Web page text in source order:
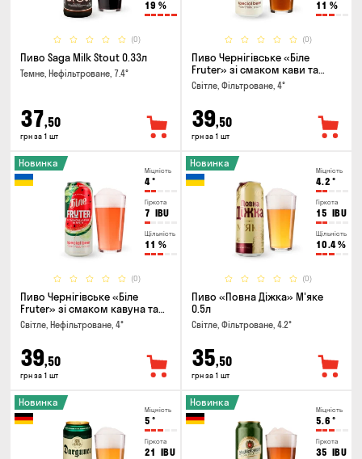
19 %
(0)
Пиво Saga Milk Stout 0.33л
Темне, Нефільтроване, 7.4°
37,50
грн за 1 шт
11 %
(0)
Пиво Чернігівське «Біле
Fruter» зі смаком кави та
апельсину 0.5л
Світле, Фільтроване, 4°
39,50
грн за 1 шт
Міцність
4°
Гіркота
7 IBU
Щільність
11 %
(0)
Новинка
Пиво Чернігівське «Біле
Fruter» зі смаком кавуна та
м'яти 0.5л
Світле, Нефільтроване, 4°
39,50
грн за 1 шт
Міцність
4.2 °
Гіркота
15 IBU
Щільність
10.4%
(0)
Новинка
Пиво «Повна Діжка» М'яке
0.5л
Світле, Фільтроване, 4.2°
35,50
грн за 1 шт
Міцність
5 °
Гіркота
21 IBU
Новинка
Міцність
5.6 °
Гіркота
35 IBU
Новинка